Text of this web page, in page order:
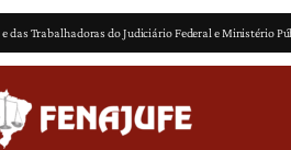
das Trabalhadoras do Judiciário Federal e Ministério